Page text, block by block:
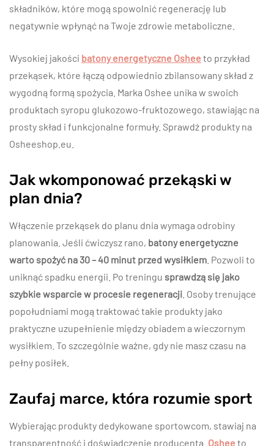
składników, które mogą spowolnić regenerację lub
negatywnie wpłynąć na Twoje zdrowie metaboliczne.
Wysokiej jakości batony energetyczne Oshee to przykład
przekąsek, które łączą odpowiednio zbilansowany skład z
wygodną formą spożycia. Marka Oshee unika w swoich
produktach syropu glukozowo-fruktozowego, stawiając na
prosty skład i funkcjonalne formuły. Sprawdź produkty na
Osheeshop.eu.
Jak wkomponować przekąski w
plan dnia?
Włączenie przekąsek do planu dnia wymaga odrobiny
planowania. Jeśli ćwiczysz rano, batony energetyczne
warto spożyć na 30 – 40 minut przed wysiłkiem . Pozwoli to
uniknąć spadku energii. Po treningu sprawdzą się jako
szybkie wsparcie w procesie regeneracji . Osoby trenujące
popołudniami mogą traktować takie produkty jako
praktyczne uzupełnienie między obiadem a wieczornym
wysiłkiem. To szczególnie ważne, gdy nie masz czasu na
pełny posiłek.
Zaufaj marce, która rozumie sport
Wybierając produkty dedykowane sportowcom, stawiaj na
transparentność i doświadczenie producenta. Oshee to